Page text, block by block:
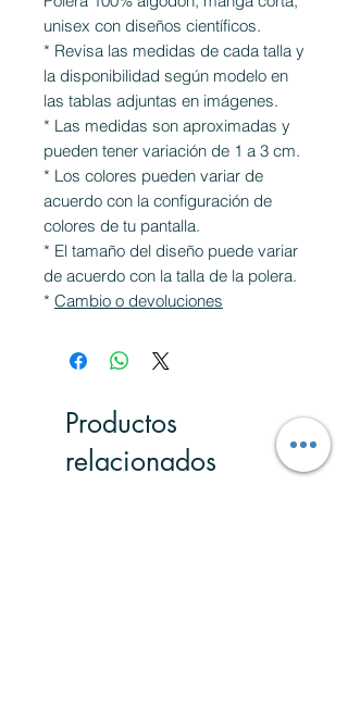
unisex con diseños científicos.
* Revisa las medidas de cada talla y
la disponibilidad según modelo en
las tablas adjuntas en imágenes.
* Las medidas son aproximadas y
pueden tener variación de 1 a 3 cm.
* Los colores pueden variar de
acuerdo con la configuración de
colores de tu pantalla.
* El tamaño del diseño puede variar
de acuerdo con la talla de la polera.
* Cambio o devoluciones
Productos
relacionados